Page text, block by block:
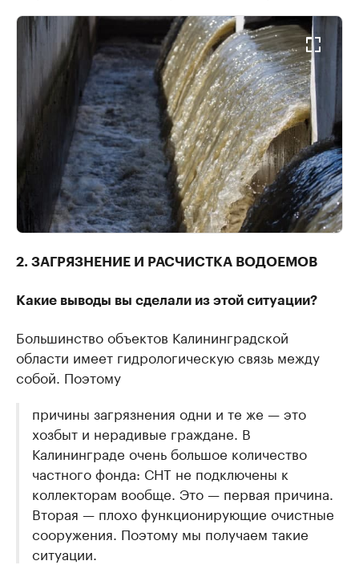
2. ЗАГРЯЗНЕНИЕ И РАСЧИСТКА ВОДОЕМОВ
Какие выводы вы сделали из этой ситуации?
Большинство объектов Калининградской
области имеет гидрологическую связь между
собой. Поэтому
причины загрязнения одни и те же — это
хозбыт и нерадивые граждане. В
Калининграде очень большое количество
частного фонда: СНТ не подключены к
коллекторам вообще. Это — первая причина.
Вторая — плохо функционирующие очистные
сооружения. Поэтому мы получаем такие
ситуации.